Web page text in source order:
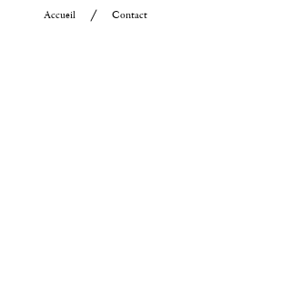
Accueil Contact